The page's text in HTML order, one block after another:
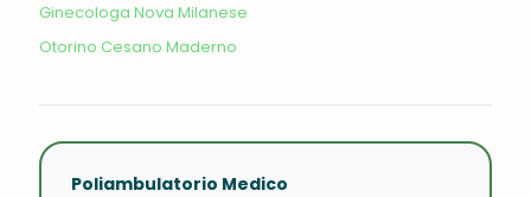
Ginecologa Nova Milanese
Otorino Cesano Maderno
Poliambulatorio Medico